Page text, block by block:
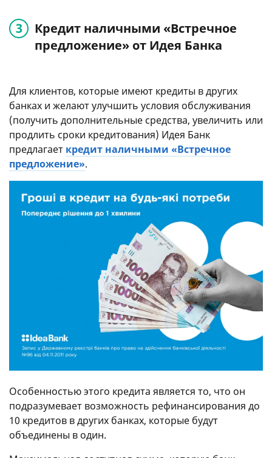
Кредит наличными «Встречное
предложение» от Идея Банка
Для клиентов, которые имеют кредиты в других
банках и желают улучшить условия обслуживания
(получить дополнительные средства, увеличить или
продлить сроки кредитования) Идея Банк
предлагает кредит наличными «Встречное
предложение».
Особенностью этого кредита является то, что он
подразумевает возможность рефинансирования до
10 кредитов в других банках, которые будут
объединены в один.